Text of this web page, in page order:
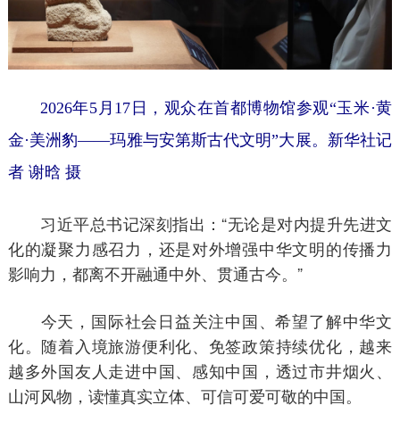
2026年5月17日，观众在首都博物馆参观“玉米·黄
金·美洲豹——玛雅与安第斯古代文明”大展。新华社记
者 谢晗 摄
习近平总书记深刻指出：“无论是对内提升先进文
化的凝聚力感召力，还是对外增强中华文明的传播力
影响力，都离不开融通中外、贯通古今。”
今天，国际社会日益关注中国、希望了解中华文
化。随着入境旅游便利化、免签政策持续优化，越来
越多外国友人走进中国、感知中国，透过市井烟火、
山河风物，读懂真实立体、可信可爱可敬的中国。